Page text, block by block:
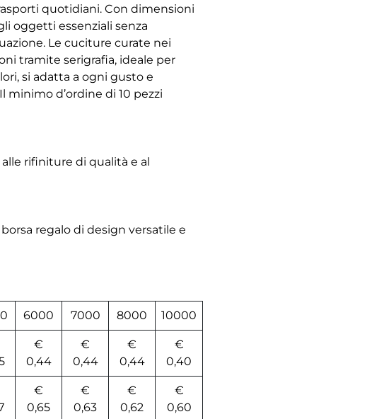
quotidiani. Con dimensioni
oggetti essenziali senza
Le cuciture curate nei
tramite serigrafia, ideale per
si adatta a ogni gusto e
d’ordine di 10 pezzi
rifiniture di qualità e al
regalo di design versatile e
6000 7000 8000 10000
€
0,44
€
0,44
€
0,44
€
0,40
€
0,65
€
0,63
€
0,62
€
0,60